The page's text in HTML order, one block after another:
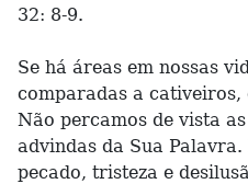
32: 8-9.
Se há áreas em nossas
comparadas a
Não percamos de vista
advindas da Sua
pecado, tristeza e